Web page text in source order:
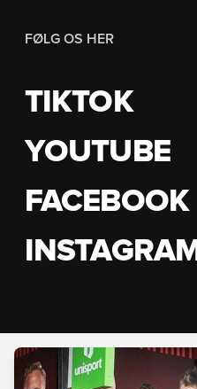
FØLG OS HER
TIKTOK
YOUTUBE
FACEBOOK
INSTAGRAM